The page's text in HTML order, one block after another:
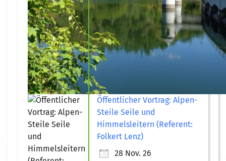
Öffentlicher Vortrag: Alpen-
Steile Seile und
Himmelsleitern (Referent:
Folkert Lenz)
28 Nov. 26